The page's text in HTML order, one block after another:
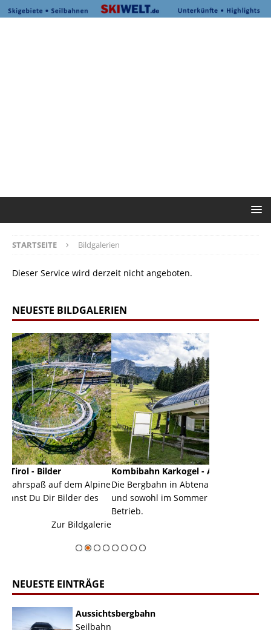
STARTSEITE Bildgalerien
Dieser Service wird derzeit nicht angeboten.
NEUESTE BILDGALERIEN
Alpine
des
Kombibahn Karkogel - Abtenau - Salzburg
Die Bergbahn in Abtenau ist eine Kombibahn
und sowohl im Sommer als auch im Winter in
NEUESTE EINTRÄGE
Aussichtsbergbahn
Seilbahn